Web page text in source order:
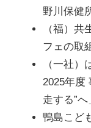
野川保健
（福）
フェの取
（一社
2025年度
走する”へ
鴨島こど